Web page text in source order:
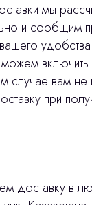
мы
и сообщим
удобства
включить
случае вам не
при
доставку в
вопросы
мы свяжемся и
вопросы